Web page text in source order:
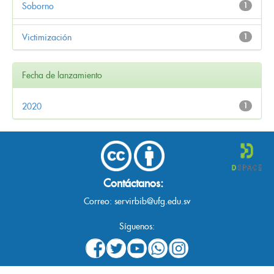
1
Soborno
1
Victimización
Fecha de lanzamiento
1
2020
Contáctanos:
Correo: servirbib@ufg.edu.sv
Síguenos: